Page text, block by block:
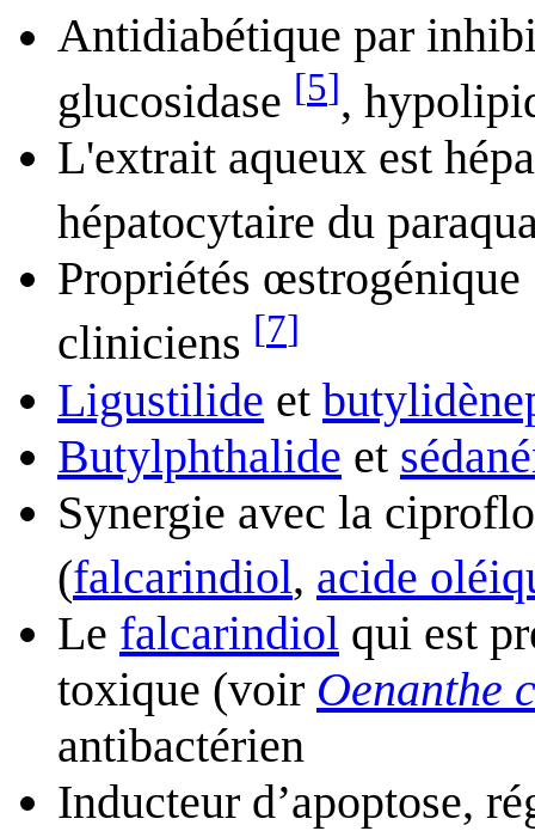
Antidiabétique par
glucosidase [5],
L'extrait aqueux est
hépatocytaire du
Propriétés
cliniciens [7]
Ligustilide et
Butylphthalide et
Synergie avec la
(falcarindiol, acide
Le falcarindiol qui est
toxique (voir Oenanthe
antibactérien
Inducteur d’apoptose,